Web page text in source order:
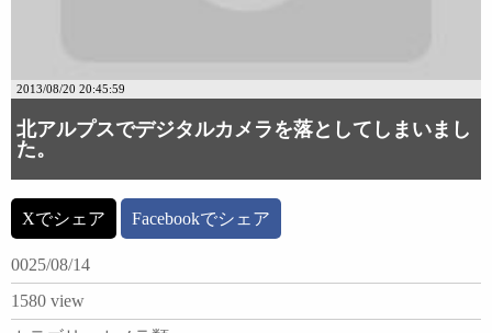
2013/08/20 20:45:59
北アルプスでデジタルカメラを落としてしまいまし
た。
Xでシェア Facebookでシェア
0025/08/14
1580 view